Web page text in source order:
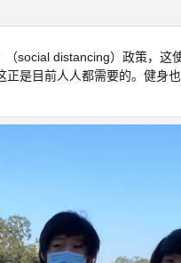
social distancing）政策，这
是目前人人都需要的。健身